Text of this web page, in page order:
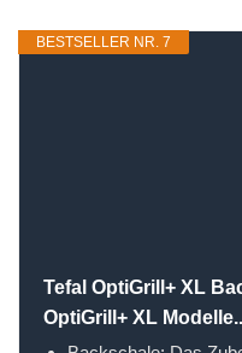
BESTSELLER NR. 7
Tefal OptiGrill+ XL
OptiGrill+ XL